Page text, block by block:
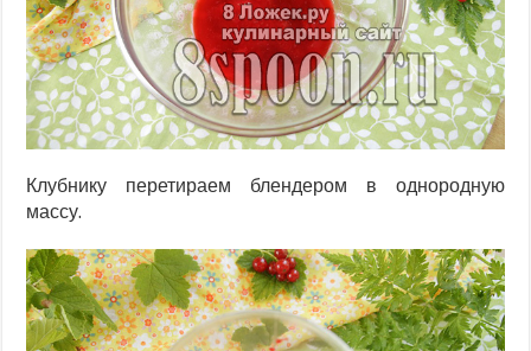
Клубнику перетираем блендером в однородную
массу.